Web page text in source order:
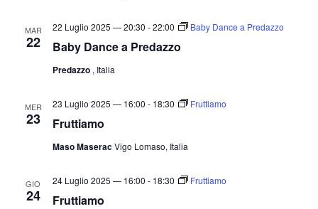
MAR
22 Baby Dance a Predazzo
22 Luglio 2025 — 20:30 -22:00 Baby Dance a Predazzo
Predazzo , Italia
MER
23 Fruttiamo
23 Luglio 2025 — 16:00 - 18:30 Fruttiamo
Maso MaseracVigo Lomaso, Italia
GIO
24 Fruttiamo
24 Luglio 2025 — 16:00 - 18:30 Fruttiamo